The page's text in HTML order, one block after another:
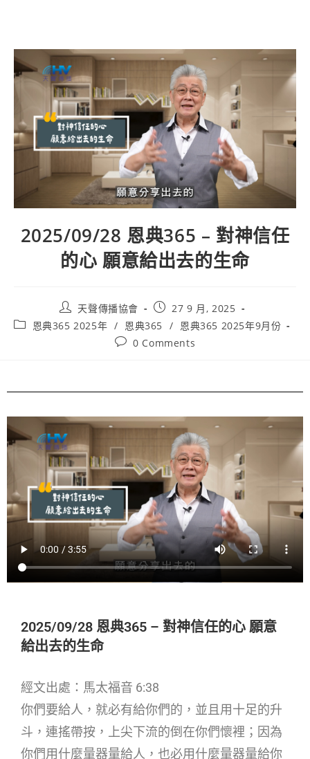
2025/09/28 恩典365 – 對神信任
的心 願意給出去的生命
天聲傳播協會
27 9 月, 2025
恩典365 2025年 / 恩典365 /
恩典365 2025年9月份
0 Comments
2025/09/28 恩典365 – 對神信任的心 願意
給出去的生命
經文出處：馬太福音 6:38
你們要給人，就必有給你們的，並且用十足的升
斗，連搖帶按，上尖下流的倒在你們懷裡；因為
你們用什麼量器量給人，也必用什麼量器量給你